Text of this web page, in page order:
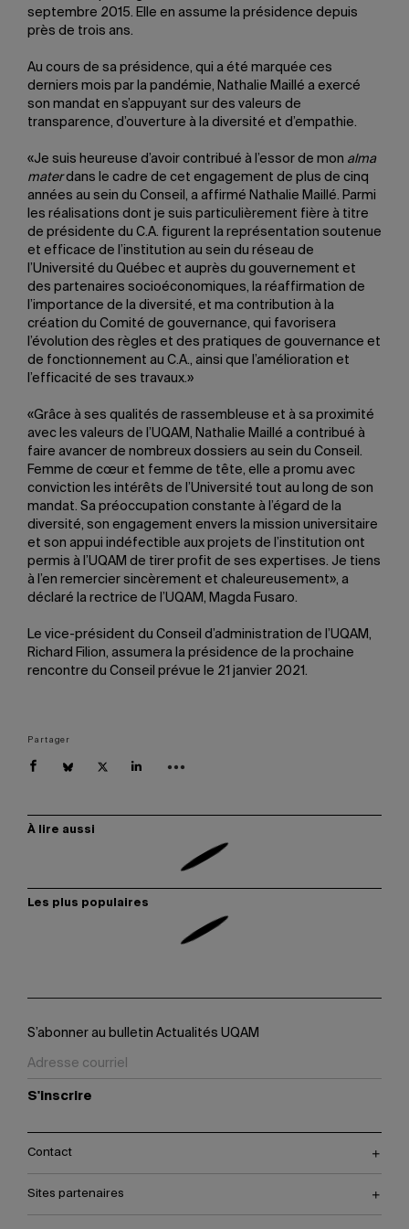
septembre 2015. Elle en assume la présidence depuis
près de trois ans.
Au cours de sa présidence, qui a été marquée ces
derniers mois par la pandémie, Nathalie Maillé a exercé
son mandat en s’appuyant sur des valeurs de
transparence, d’ouverture à la diversité et d’empathie.
«Je suis heureuse d’avoir contribué à l’essor de mon alma
materdans le cadre de cet engagement de plus de cinq
années au sein du Conseil, a affirmé Nathalie Maillé. Parmi
les réalisations dont je suis particulièrement fière à titre
de présidente du C.A. figurent la représentation soutenue
et efficace de l’institution au sein du réseau de
l’Université du Québec et auprès du gouvernement et
des partenaires socioéconomiques, la réaffirmation de
l’importance de la diversité, et ma contribution à la
création du Comité de gouvernance, qui favorisera
l’évolution des règles et des pratiques de gouvernance et
de fonctionnement au C.A., ainsi que l’amélioration et
l’efficacité de ses travaux.»
«Grâce à ses qualités de rassembleuse et à sa proximité
avec les valeurs de l’UQAM, Nathalie Maillé a contribué à
faire avancer de nombreux dossiers au sein du Conseil.
Femme de cœur et femme de tête, elle a promu avec
conviction les intérêts de l’Université tout au long de son
mandat. Sa préoccupation constante à l’égard de la
diversité, son engagement envers la mission universitaire
et son appui indéfectible aux projets de l’institution ont
permis à l’UQAM de tirer profit de ses expertises. Je tiens
à l’en remercier sincèrement et chaleureusement», a
déclaré la rectrice de l’UQAM, Magda Fusaro.
Le vice-président du Conseil d’administration de l’UQAM,
Richard Filion, assumera la présidence de la prochaine
rencontre du Conseil prévue le 21 janvier 2021.
Partager
À lire aussi
Les plus populaires
S’abonner au bulletin Actualités UQAM
S'inscrire
Contact
Sites partenaires